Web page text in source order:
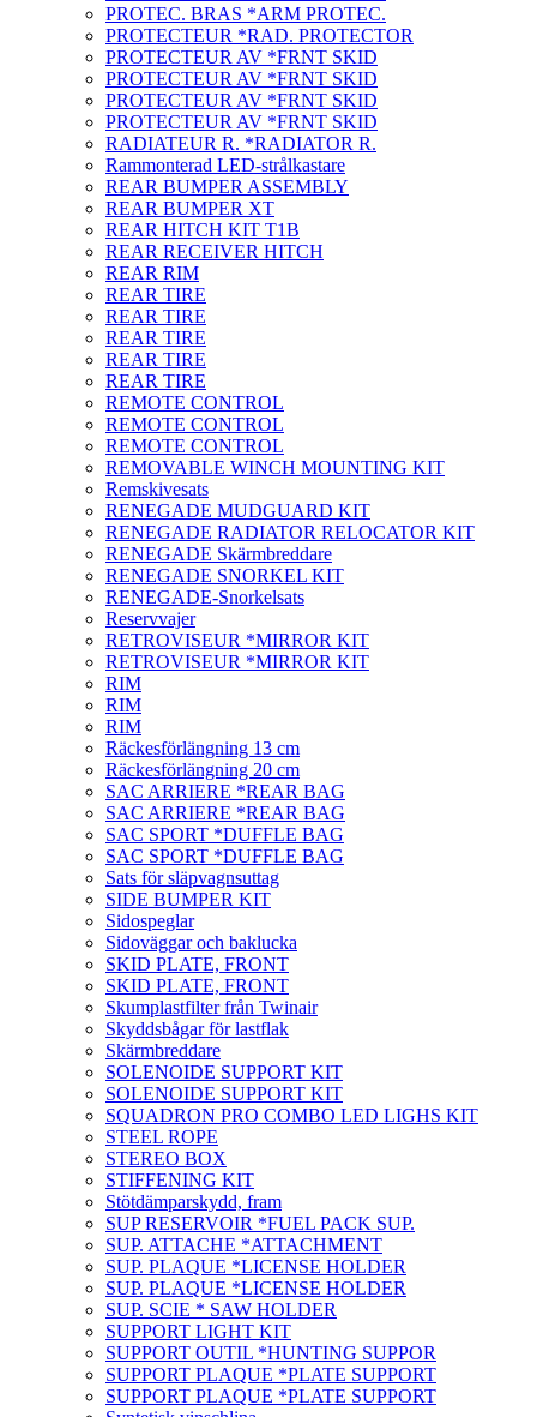
PROTEC. BRAS *ARM PROTEC.
PROTECTEUR *RAD. PROTECTOR
PROTECTEUR AV *FRNT SKID
PROTECTEUR AV *FRNT SKID
PROTECTEUR AV *FRNT SKID
PROTECTEUR AV *FRNT SKID
RADIATEUR R. *RADIATOR R.
Rammonterad LED-strålkastare
REAR BUMPER ASSEMBLY
REAR BUMPER XT
REAR HITCH KIT T1B
REAR RECEIVER HITCH
REAR RIM
REAR TIRE
REAR TIRE
REAR TIRE
REAR TIRE
REAR TIRE
REMOTE CONTROL
REMOTE CONTROL
REMOTE CONTROL
REMOVABLE WINCH MOUNTING KIT
Remskivesats
RENEGADE MUDGUARD KIT
RENEGADE RADIATOR RELOCATOR KIT
RENEGADE Skärmbreddare
RENEGADE SNORKEL KIT
RENEGADE-Snorkelsats
Reservvajer
RETROVISEUR *MIRROR KIT
RETROVISEUR *MIRROR KIT
RIM
RIM
RIM
Räckesförlängning 13 cm
Räckesförlängning 20 cm
SAC ARRIERE *REAR BAG
SAC ARRIERE *REAR BAG
SAC SPORT *DUFFLE BAG
SAC SPORT *DUFFLE BAG
Sats för släpvagnsuttag
SIDE BUMPER KIT
Sidospeglar
Sidoväggar och baklucka
SKID PLATE, FRONT
SKID PLATE, FRONT
Skumplastfilter från Twinair
Skyddsbågar för lastflak
Skärmbreddare
SOLENOIDE SUPPORT KIT
SOLENOIDE SUPPORT KIT
SQUADRON PRO COMBO LED LIGHS KIT
STEEL ROPE
STEREO BOX
STIFFENING KIT
Stötdämparskydd, fram
SUP RESERVOIR *FUEL PACK SUP.
SUP. ATTACHE *ATTACHMENT
SUP. PLAQUE *LICENSE HOLDER
SUP. PLAQUE *LICENSE HOLDER
SUP. SCIE * SAW HOLDER
SUPPORT LIGHT KIT
SUPPORT OUTIL *HUNTING SUPPOR
SUPPORT PLAQUE *PLATE SUPPORT
SUPPORT PLAQUE *PLATE SUPPORT